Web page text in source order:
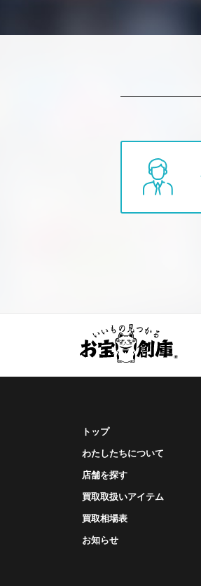
トップ
わたしたちについて
店舗を探す
買取取扱いアイテム
買取相場表
お知らせ